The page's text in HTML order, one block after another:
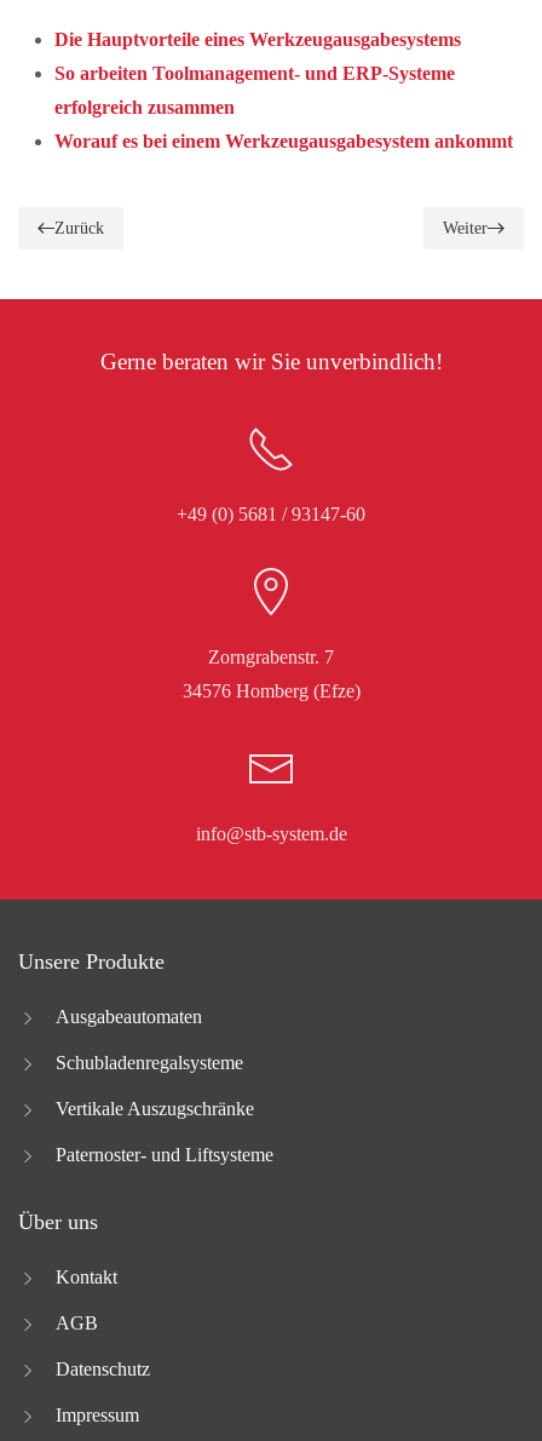
Die Hauptvorteile eines Werkzeugausgabesystems
So arbeiten Toolmanagement- und ERP-Systeme
erfolgreich zusammen
Worauf es bei einem Werkzeugausgabesystem ankommt
Zurück Weiter
Gerne beraten wir Sie unverbindlich!
+49 (0) 5681 / 93147-60
Zorngrabenstr. 7
34576 Homberg (Efze)
info@stb-system.de
Unsere Produkte
Ausgabeautomaten
Schubladenregalsysteme
Vertikale Auszugschränke
Paternoster- und Liftsysteme
Über uns
Kontakt
AGB
Datenschutz
Impressum